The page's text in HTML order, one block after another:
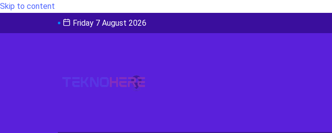
Skip to content
Friday 7 August 2026